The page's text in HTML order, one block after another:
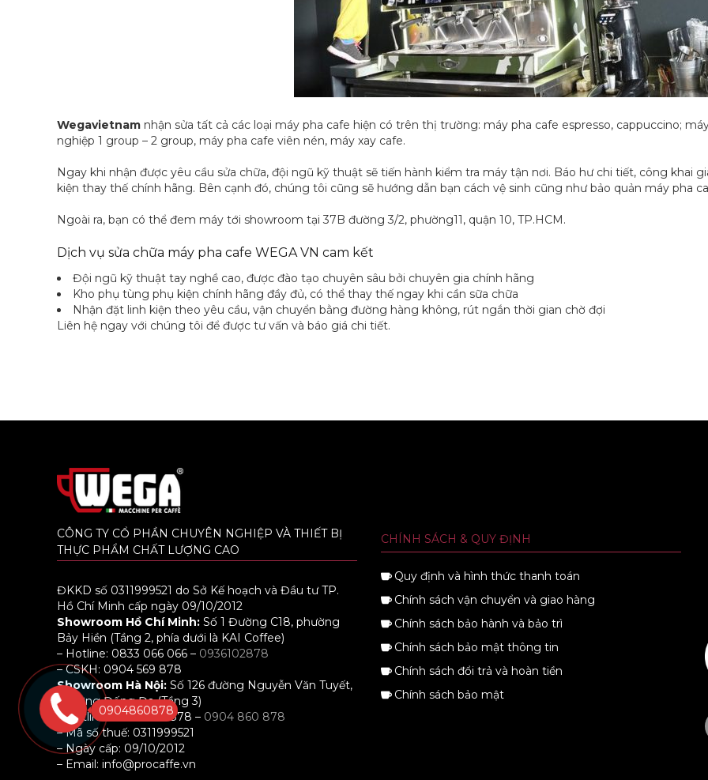
Wegavietnam nhận sửa tất cả các loại máy pha cafe hiện có trên thị trường: máy pha cafe espresso, cappuccino;
nghiệp 1 group – 2 group, máy pha cafe viên nén, máy xay cafe.
Ngay khi nhận được yêu cầu sửa chữa, đội ngũ kỹ thuật sẽ tiến hành kiểm tra máy tận nơi. Báo hư chi tiết, công khai
kiện thay thế chính hãng. Bên cạnh đó, chúng tôi cũng sẽ hướng dẫn bạn cách vệ sinh cũng như bảo quản máy pha
Ngoài ra, bạn có thể đem máy tới showroom tại 37B đường 3/2, phường11, quận 10, TP.HCM.
Dịch vụ sửa chữa máy pha cafe WEGA VN cam kết
Đội ngũ kỹ thuật tay nghề cao, được đào tạo chuyên sâu bởi chuyên gia chính hãng
Kho phụ tùng phụ kiện chính hãng đầy đủ, có thể thay thế ngay khi cần sữa chữa
Nhận đặt linh kiện theo yêu cầu, vận chuyển bằng đường hàng không, rút ngắn thời gian chờ đợi
Liên hệ ngay với chúng tôi để được tư vấn và báo giá chi tiết.
CÔNG TY CỔ PHẦN CHUYÊN NGHIỆP VÀ THIẾT BỊ
THỰC PHẨM CHẤT LƯỢNG CAO
ĐKKD số 0311999521 do Sở Kế hoạch và Đầu tư TP.
Hồ Chí Minh cấp ngày 09/10/2012
Showroom Hồ Chí Minh: Số 1 Đường C18, phường
Bảy Hiền (Tầng 2, phía dưới là KAI Coffee)
– Hotline: 0833 066 066 – 0936102878
– CSKH: 0904 569 878
Showroom Hà Nội: Số 126 đường Nguyễn Văn Tuyết,
phường Đống Đa (Tầng 3)
– Hotline: 0898 001 878 – 0904 860 878
– Mã số thuế: 0311999521
– Ngày cấp: 09/10/2012
– Email: info@procaffe.vn
CHÍNH SÁCH & QUY ĐỊNH
Quy định và hình thức thanh toán
Chính sách vận chuyển và giao hàng
Chính sách bảo hành và bảo trì
Chính sách bảo mật thông tin
Chính sách đổi trả và hoàn tiền
Chính sách bảo mật
0904860878